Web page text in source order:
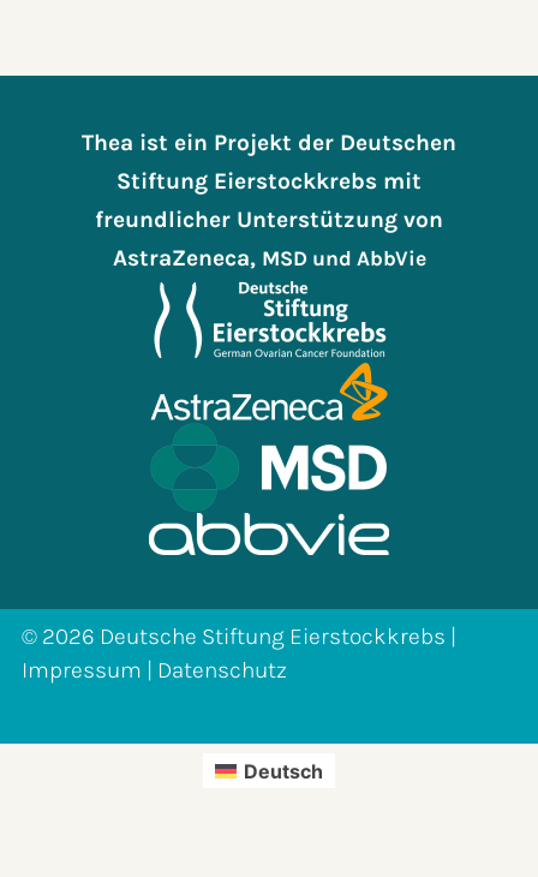
Thea ist ein Projekt der Deutschen
Stiftung Eierstockkrebs mit
freundlicher Unterstützung von
AstraZeneca, MSDund AbbVie
© 2026 Deutsche Stiftung Eierstockkrebs |
Impressum | Datenschutz
Deutsch